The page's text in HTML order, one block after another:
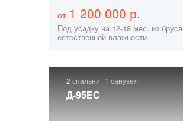
от1 200 000 р.
Под усадку на 12-18 мес. из бруса
естественной влажности
2 спальни 1 санузел
Д-95ЕС